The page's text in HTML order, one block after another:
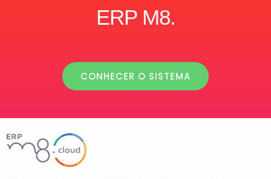
ERP M8.
CONHECER O SISTEMA